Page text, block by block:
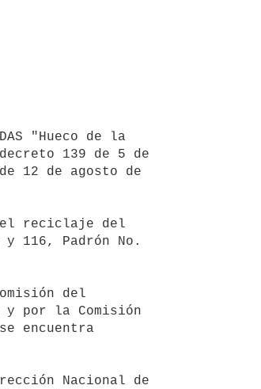
"Hueco de la
139 de 5 de
12 de agosto de
el reciclaje del
116, Padrón No.
del
por la Comisión
encuentra
Nacional de